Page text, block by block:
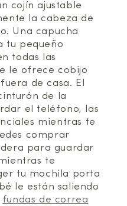
cojín ajustable
la cabeza de
Una capucha
tu pequeño
todas las
le ofrece cobijo
de casa. El
de la
el teléfono, las
mientras te
comprar
para guardar
te
tu mochila porta
le están saliendo
fundas de correa